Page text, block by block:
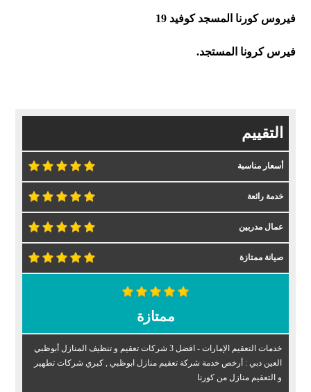
فيروس كورنا المسجد كوفيد 19
فيرس كرونا المستجد.
التقييم
أسعار مناسبة
خدمة رائعة
عمال مدربين
صيانة ممتازة
ممتازة
خدمات التعقيم الإمارات - افضل 3 شركات تعقيم و تنظيف المنازل أبوظبي
العين دبي : أرخص خدمة شركة تعقيم منازل ابوظبي , كبري شركات تطهير
و التعقيم منازل من كورنا